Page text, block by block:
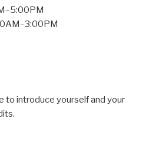
to introduce yourself and your